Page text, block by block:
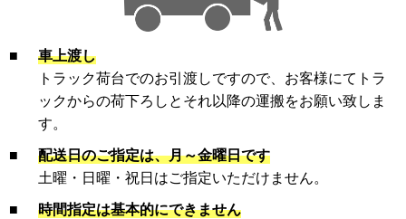
■
車上渡し
トラック荷台でのお引渡しですので、お客様にてトラ
ックからの荷下ろしとそれ以降の運搬をお願い致しま
す。
■
配送日のご指定は、月～金曜日です
土曜・日曜・祝日はご指定いただけません。
■
時間指定は基本的にできません